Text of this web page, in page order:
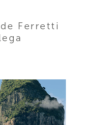
de Ferretti